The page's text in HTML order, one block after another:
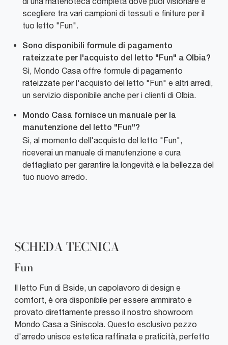
scegliere tra vari campioni di tessuti e finiture per il
tuo letto "Fun".
Sono disponibili formule di pagamento
rateizzate per l'acquisto del letto "Fun" a Olbia?
Sì, Mondo Casa offre formule di pagamento
rateizzate per l'acquisto del letto "Fun" e altri arredi,
un servizio disponibile anche per i clienti di Olbia.
Mondo Casa fornisce un manuale per la
manutenzione del letto "Fun"?
Sì, al momento dell'acquisto del letto "Fun",
riceverai un manuale di manutenzione e cura
dettagliato per garantire la longevità e la bellezza del
tuo nuovo arredo.
SCHEDA TECNICA
Fun
Il letto Fun di Bside, un capolavoro di design e
comfort, è ora disponibile per essere ammirato e
provato direttamente presso il nostro showroom
Mondo Casa a Siniscola. Questo esclusivo pezzo
d'arredo unisce estetica raffinata e praticità, perfetto